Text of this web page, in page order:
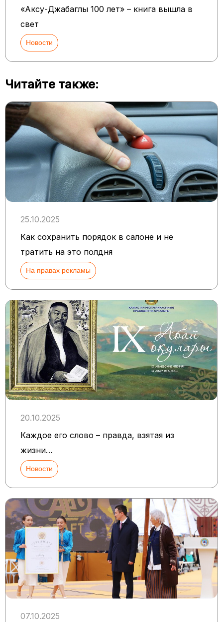
«Аксу-Джабаглы 100 лет» – книга вышла в
свет
Новости
Читайте также:
25.10.2025
Как сохранить порядок в салоне и не
тратить на это полдня
На правах рекламы
20.10.2025
Каждое его слово – правда, взятая из
жизни…
Новости
07.10.2025